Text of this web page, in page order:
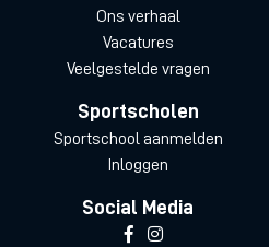
Ons verhaal
Vacatures
Veelgestelde vragen
Sportscholen
Sportschool aanmelden
Inloggen
Social Media